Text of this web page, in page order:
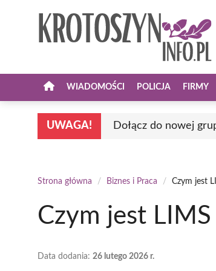
WIADOMOŚCI POLICJA FIRMY
UWAGA! Dołącz do nowej
Strona główna / Biznes i Praca / Czym jest
Czym jest
Data dodania: 26 lutego 2026 r.